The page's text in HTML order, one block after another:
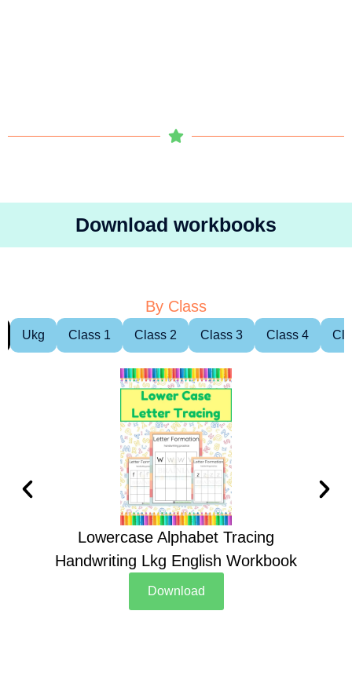
Download workbooks
By Class
Ukg Class 1 Class 2 Class 3 Class 4
Lowercase Alphabet Tracing
Handwriting Lkg English Workbook
Download